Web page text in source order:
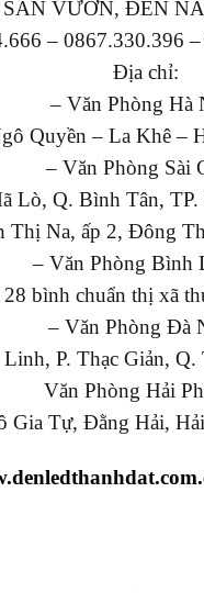
VƯỜN, ĐÈN
– 0867.330.396
Địa chỉ:
– Văn Phòng Hà
Quyền – La Khê –
– Văn Phòng Sài
Lò, Q. Bình Tân,
Thị Na, ấp 2, Đông
– Văn Phòng Bình
bình chuẩn thị xã
– Văn Phòng Đà
P. Thạc Giản,
Văn Phòng Hải
Gia Tự, Đằng Hải,